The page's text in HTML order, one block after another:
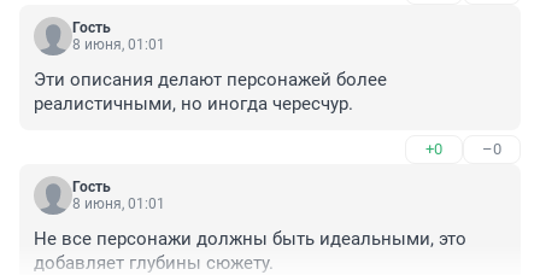
Гость
8 июня, 01:01
Эти описания делают персонажей более
реалистичными, но иногда чересчур.
+0 –0
Гость
8 июня, 01:01
Не все персонажи должны быть идеальными, это
добавляет глубины сюжету.